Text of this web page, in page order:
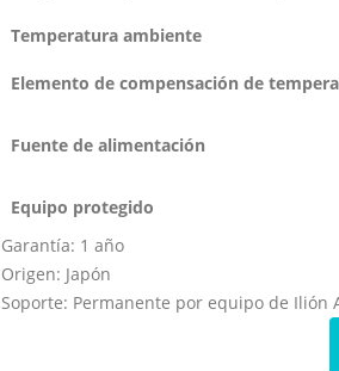
Temperatura ambiente
Elemento de compensación de
Fuente de alimentación
Equipo protegido
Garantía: 1 año
Origen: Japón
Soporte: Permanente por equipo de Ilión